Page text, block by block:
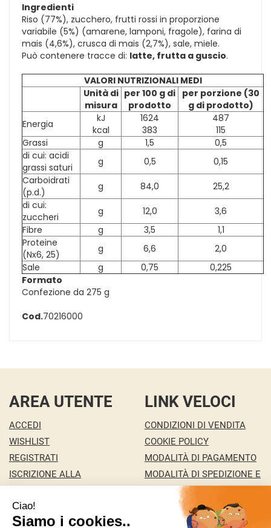
Ingredienti
Riso (77%), zucchero, frutti rossi in proporzione
variabile (5%) (amarene, lamponi, fragole), farina di
mais (4,6%), crusca di mais (2,7%), sale, miele.
Può contenere tracce di: latte, frutta a guscio.
VALORI NUTRIZIONALI MEDI
Unità di
misura
per 100 g di
prodotto
per porzione (30
g di prodotto)
Energia
kJ
kcal
1624
383
487
115
Grassi
g 1,5
0,5
di cui: acidi
grassi saturi
g 0,5
0,15
Carboidrati
(p.d.)
g 84,0
25,2
di cui:
zuccheri
g 12,0
3,6
Fibre
g 3,5
1,1
Proteine
(Nx6, 25)
g 6,6
2,0
Sale
g 0,75
0,225
Formato
Confezione da 275 g
Cod.70216000
AREA UTENTE
ACCEDI
WISHLIST
REGISTRATI
ISCRIZIONE ALLA
CONTATTI
LINK VELOCI
CONDIZIONI DI VENDITA
COOKIE POLICY
MODALITÀ DI PAGAMENTO
MODALITÀ DI SPEDIZIONE E
INFORMATIVA PRIVACY